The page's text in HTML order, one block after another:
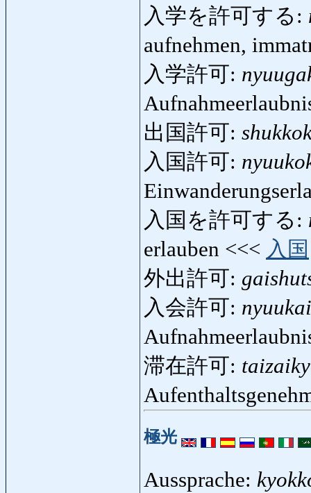
入学を許可する:
aufnehmen,
入学許可:
出国許可:
入国許可:
入国を許可する:
erlauben <<< 入国
外出許可:
入会許可:
滞在許可:
極光
Aussprache: